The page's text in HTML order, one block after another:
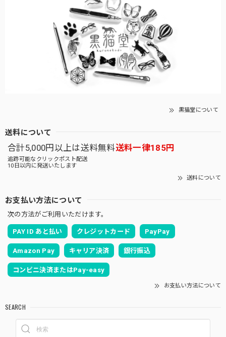
黒猫堂について
送料について
合計5,000円以上は送料無料送料一律185円
追跡可能なクリックポスト配送
10日以内に発送いたします
送料について
お支払い方法について
次の方法がご利用いただけます。
PAY ID あと払い クレジットカード PayPay
Amazon Pay キャリア決済 銀行振込
コンビニ決済またはPay-easy
お支払い方法について
SEARCH